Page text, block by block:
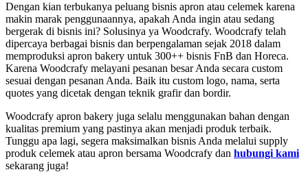
Dengan kian terbukanya peluang bisnis apron atau celemek karena
makin marak penggunaannya, apakah Anda ingin atau sedang
bergerak di bisnis ini? Solusinya ya Woodcrafy. Woodcrafy telah
dipercaya berbagai bisnis dan berpengalaman sejak 2018 dalam
memproduksi apron bakery untuk 300++ bisnis FnB dan Horeca.
Karena Woodcrafy melayani pesanan besar Anda secara custom
sesuai dengan pesanan Anda. Baik itu custom logo, nama, serta
quotes yang dicetak dengan teknik grafir dan bordir.
Woodcrafy apron bakery juga selalu menggunakan bahan dengan
kualitas premium yang pastinya akan menjadi produk terbaik.
Tunggu apa lagi, segera maksimalkan bisnis Anda melalui supply
produk celemek atau apron bersama Woodcrafy dan hubungi kami
sekarang juga!